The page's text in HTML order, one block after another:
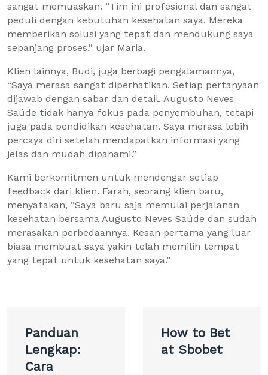
sangat memuaskan. “Tim ini profesional dan sangat
peduli dengan kebutuhan kesehatan saya. Mereka
memberikan solusi yang tepat dan mendukung saya
sepanjang proses,” ujar Maria.
Klien lainnya, Budi, juga berbagi pengalamannya,
“Saya merasa sangat diperhatikan. Setiap pertanyaan
dijawab dengan sabar dan detail. Augusto Neves
Saúde tidak hanya fokus pada penyembuhan, tetapi
juga pada pendidikan kesehatan. Saya merasa lebih
percaya diri setelah mendapatkan informasi yang
jelas dan mudah dipahami.”
Kami berkomitmen untuk mendengar setiap
feedback dari klien. Farah, seorang klien baru,
menyatakan, “Saya baru saja memulai perjalanan
kesehatan bersama Augusto Neves Saúde dan sudah
merasakan perbedaannya. Kesan pertama yang luar
biasa membuat saya yakin telah memilih tempat
yang tepat untuk kesehatan saya.”
navigation
Panduan
Lengkap:
Cara
How to Bet
at Sbobet